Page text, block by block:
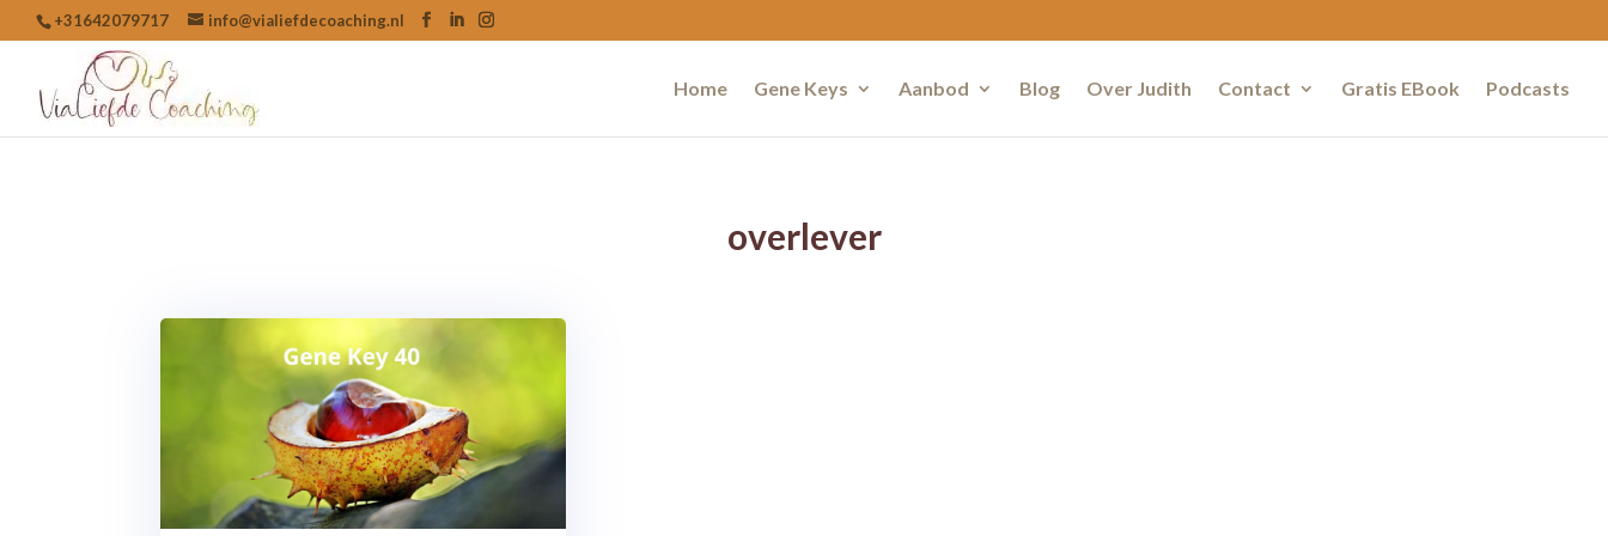
+31642079717 info@vialiefdecoaching.nl
Home Gene Keys Aanbod Blog Over Judith Contact Gratis EBook Podcasts
overlever